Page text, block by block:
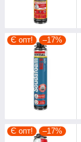
Є опт! –17%
Є опт! –17%